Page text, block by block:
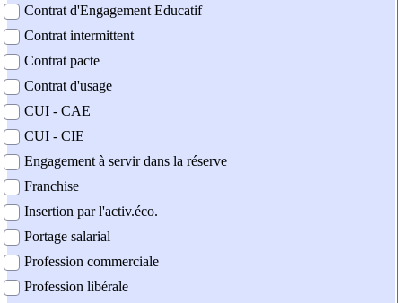
Contrat d'Engagement Educatif
Contrat intermittent
Contrat pacte
Contrat d'usage
CUI - CAE
CUI - CIE
Engagement à servir dans la réserve
Franchise
Insertion par l'activ.éco.
Portage salarial
Profession commerciale
Profession libérale